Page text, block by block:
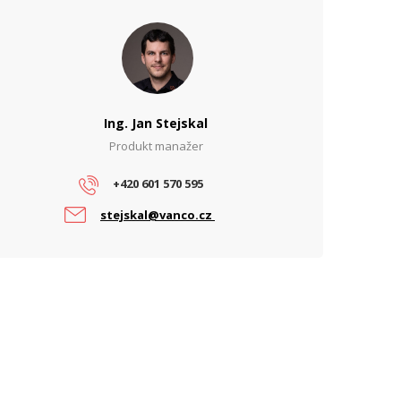
Ing. Jan Stejskal
Produkt manažer
+420 601 570 595
stejskal@vanco.cz